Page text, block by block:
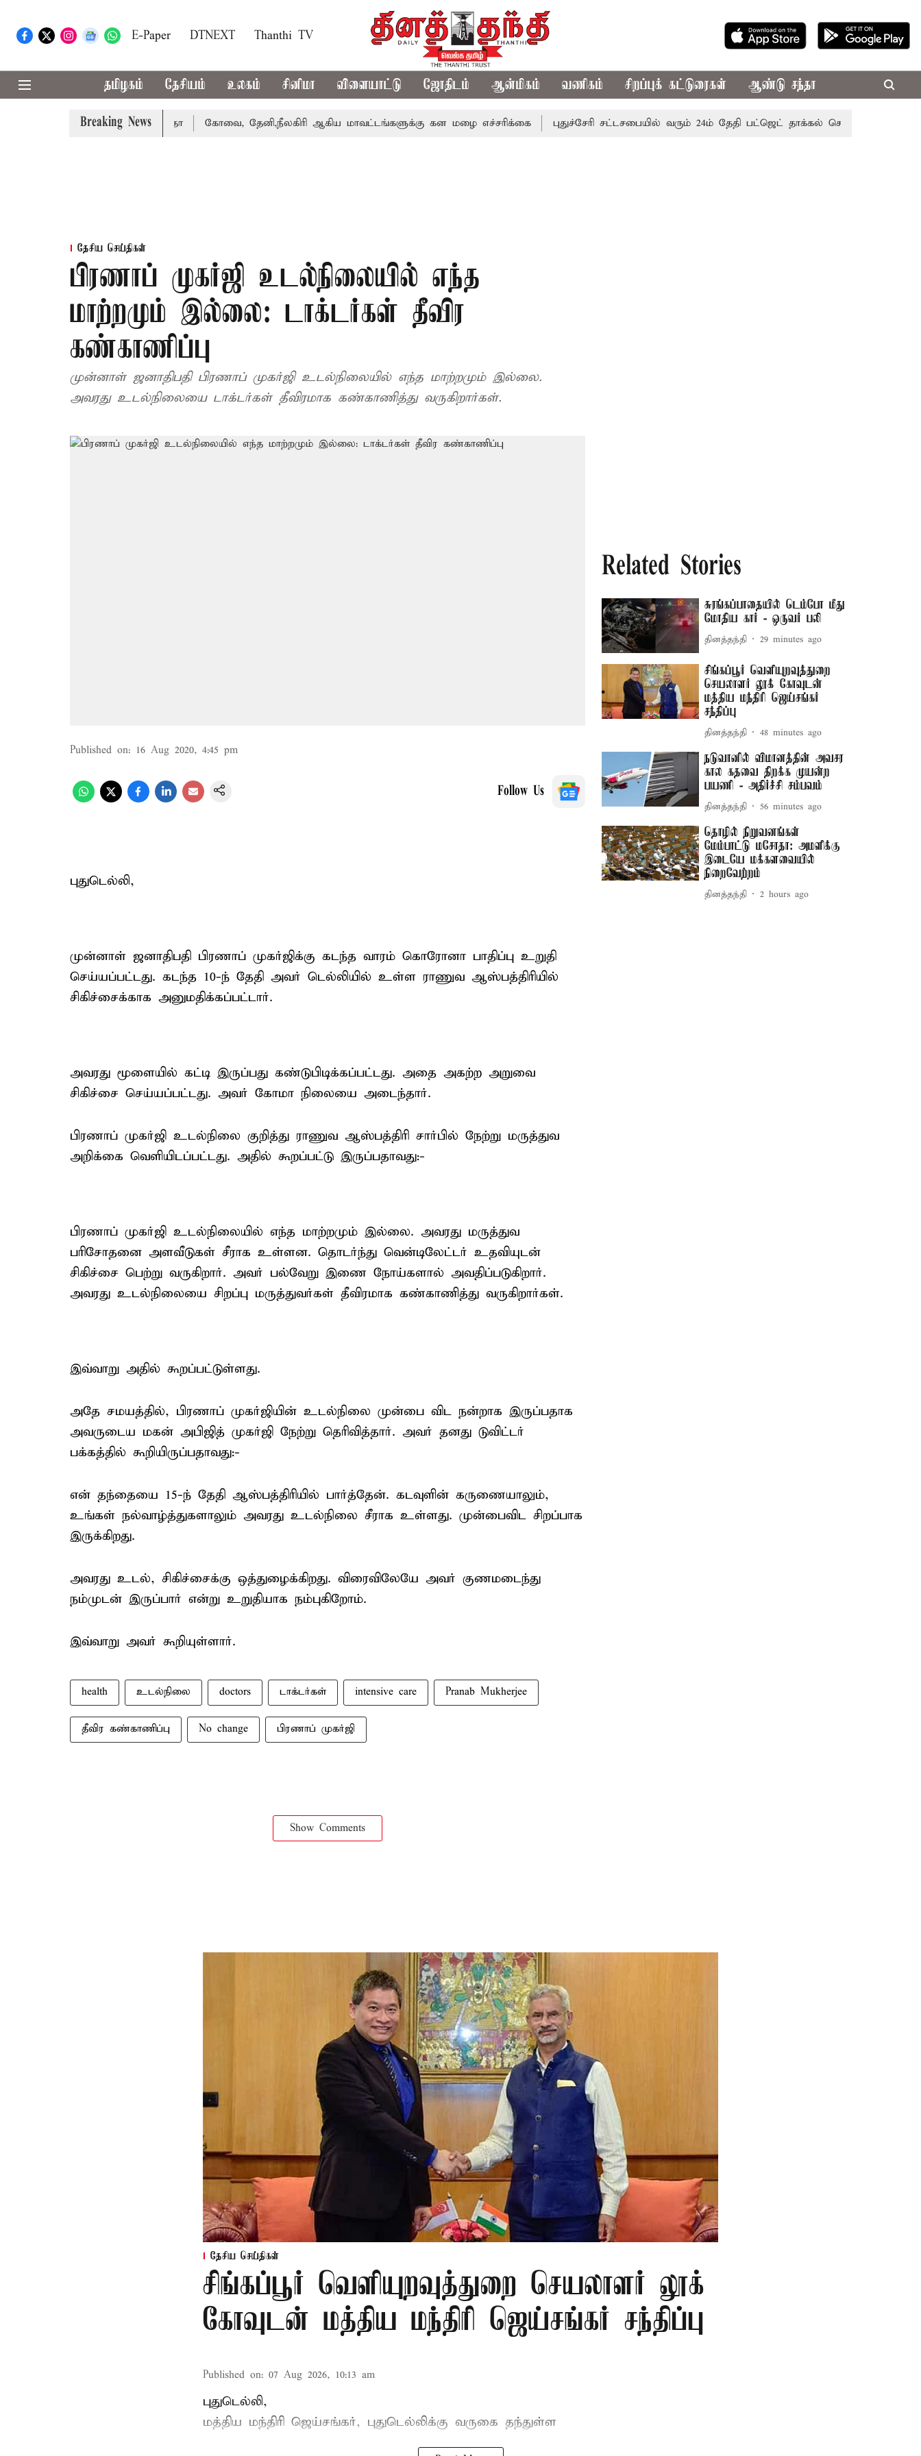
E-Paper DTNEXT Thanthi TV
தமிழகம் தேசியம் உலகம் சினிமா விளையாட்டு ஜோதிடம் ஆன்மிகம் வணிகம் சிறப்புக் கட்டுரைகள் ஆண்டு சந்தா
Breaking News
வழக்கை வாபஸ் பெற்றார் சங்கீதா கோவை, தேனி,நீலகிரி ஆகிய மாவட்டங்களுக்கு கன மழை எச்சரிக்கை புதுச்சேரி சட்டசபையில் வரும் 24ம் தேதி பட்ஜெட் தாக்கல் செய்கிறார் முதல்-
தேசிய செய்திகள்
பிரணாப் முகர்ஜி உடல்நிலையில் எந்த
மாற்றமும் இல்லை: டாக்டர்கள் தீவிர
கண்காணிப்பு
முன்னாள் ஜனாதிபதி பிரணாப் முகர்ஜி உடல்நிலையில் எந்த மாற்றமும் இல்லை.
அவரது உடல்நிலையை டாக்டர்கள் தீவிரமாக கண்காணித்து வருகிறார்கள்.
Published on: 16 Aug 2020, 4:45 pm
Follow Us
புதுடெல்லி,
முன்னாள் ஜனாதிபதி பிரணாப் முகர்ஜிக்கு கடந்த வாரம் கொரோனா பாதிப்பு உறுதி
செய்யப்பட்டது. கடந்த 10-ந் தேதி அவர் டெல்லியில் உள்ள ராணுவ ஆஸ்பத்திரியில்
சிகிச்சைக்காக அனுமதிக்கப்பட்டார்.
அவரது மூளையில் கட்டி இருப்பது கண்டுபிடிக்கப்பட்டது. அதை அகற்ற அறுவை
சிகிச்சை செய்யப்பட்டது. அவர் கோமா நிலையை அடைந்தார்.
பிரணாப் முகர்ஜி உடல்நிலை குறித்து ராணுவ ஆஸ்பத்திரி சார்பில் நேற்று மருத்துவ
அறிக்கை வெளியிடப்பட்டது. அதில் கூறப்பட்டு இருப்பதாவது:-
பிரணாப் முகர்ஜி உடல்நிலையில் எந்த மாற்றமும் இல்லை. அவரது மருத்துவ
பரிசோதனை அளவீடுகள் சீராக உள்ளன. தொடர்ந்து வென்டிலேட்டர் உதவியுடன்
சிகிச்சை பெற்று வருகிறார். அவர் பல்வேறு இணை நோய்களால் அவதிப்படுகிறார்.
அவரது உடல்நிலையை சிறப்பு மருத்துவர்கள் தீவிரமாக கண்காணித்து வருகிறார்கள்.
இவ்வாறு அதில் கூறப்பட்டுள்ளது.
அதே சமயத்தில், பிரணாப் முகர்ஜியின் உடல்நிலை முன்பை விட நன்றாக இருப்பதாக
அவருடைய மகன் அபிஜித் முகர்ஜி நேற்று தெரிவித்தார். அவர் தனது டுவிட்டர்
பக்கத்தில் கூறியிருப்பதாவது:-
என் தந்தையை 15-ந் தேதி ஆஸ்பத்திரியில் பார்த்தேன். கடவுளின் கருணையாலும்,
உங்கள் நல்வாழ்த்துகளாலும் அவரது உடல்நிலை சீராக உள்ளது. முன்பைவிட சிறப்பாக
இருக்கிறது.
அவரது உடல், சிகிச்சைக்கு ஒத்துழைக்கிறது. விரைவிலேயே அவர் குணமடைந்து
நம்முடன் இருப்பார் என்று உறுதியாக நம்புகிறோம்.
இவ்வாறு அவர் கூறியுள்ளார்.
health உடல்நிலை doctors டாக்டர்கள் intensive care Pranab Mukherjee
தீவிர கண்காணிப்பு No change பிரணாப் முகர்ஜி
Show Comments
Related Stories
சுரங்கப்பாதையில் டெம்போ மீது
மோதிய கார் - ஒருவர் பலி
தினத்தந்தி 29 minutes ago
சிங்கப்பூர் வெளியுறவுத்துறை
செயலாளர் லூக் கோவுடன்
மத்திய மந்திரி ஜெய்சங்கர்
சந்திப்பு
தினத்தந்தி 48 minutes ago
நடுவானில் விமானத்தின் அவசர
கால கதவை திறக்க முயன்ற
பயணி - அதிர்ச்சி சம்பவம்
தினத்தந்தி 56 minutes ago
தொழில் நிறுவனங்கள்
மேம்பாட்டு மசோதா: அமளிக்கு
இடையே மக்களவையில்
நிறைவேற்றம்
தினத்தந்தி 2 hours ago
தேசிய செய்திகள்
சிங்கப்பூர் வெளியுறவுத்துறை செயலாளர் லூக்
கோவுடன் மத்திய மந்திரி ஜெய்சங்கர் சந்திப்பு
Published on: 07 Aug 2026, 10:13 am
புதுடெல்லி,
மத்திய மந்திரி ஜெய்சங்கர், புதுடெல்லிக்கு வருகை தந்துள்ள